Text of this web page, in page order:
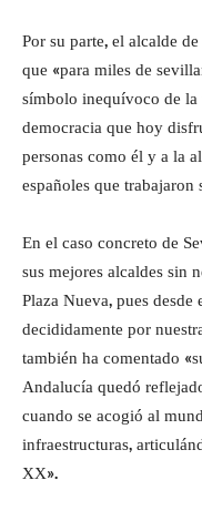
Por su parte, el alcalde
que «para miles de
símbolo inequívoco de
democracia que hoy
personas como él y a la
españoles que
En el caso concreto de
sus mejores alcaldes sin
Plaza Nueva, pues
decididamente por
también ha comentado
Andalucía quedó
cuando se acogió al
infraestructuras,
XX».